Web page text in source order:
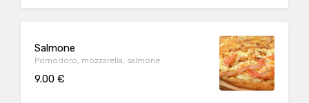
Salmone
Pomodoro, mozzarella, salmone
9.00 €